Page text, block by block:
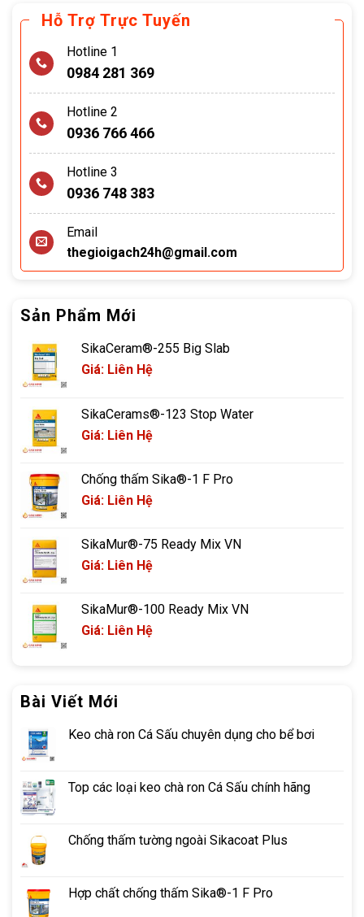
Hỗ Trợ Trực Tuyến
Hotline 1
0984 281 369
Hotline 2
0936 766 466
Hotline 3
0936 748 383
Email
thegioigach24h@gmail.com
Sản Phẩm Mới
SikaCeram®-255 Big Slab
Giá: Liên Hệ
SikaCerams®-123 Stop Water
Giá: Liên Hệ
Chống thấm Sika®-1 F Pro
Giá: Liên Hệ
SikaMur®-75 Ready Mix VN
Giá: Liên Hệ
SikaMur®-100 Ready Mix VN
Giá: Liên Hệ
Bài Viết Mới
Keo chà ron Cá Sấu chuyên dụng cho bể bơi
Top các loại keo chà ron Cá Sấu chính hãng
Chống thấm tường ngoài Sikacoat Plus
Hợp chất chống thấm Sika®-1 F Pro